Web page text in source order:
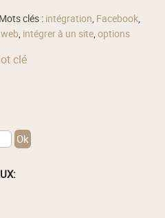
clés : intégration, Facebook,
web, intégrer à un site,options
clé